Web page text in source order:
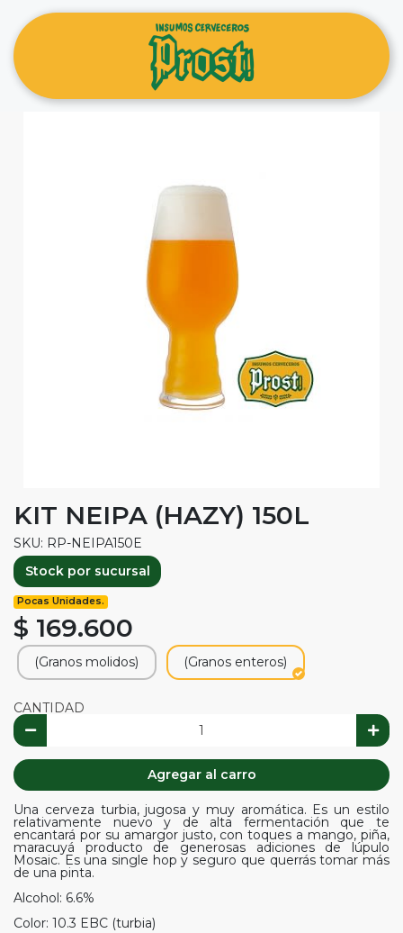
KIT NEIPA (HAZY) 150L
SKU: RP-NEIPA150E
Stock por sucursal
Pocas Unidades.
$ 169.600
(Granos molidos) (Granos enteros)
CANTIDAD
Agregar al carro
Una cerveza turbia, jugosa y muy aromática. Es un estilo
relativamente nuevo y de alta fermentación que te
encantará por su amargor justo, con toques a mango, piña,
maracuyá producto de generosas adiciones de lúpulo
Mosaic. Es una single hop y seguro que querrás tomar más
de una pinta.
Alcohol: 6.6%
Color: 10.3 EBC (turbia)